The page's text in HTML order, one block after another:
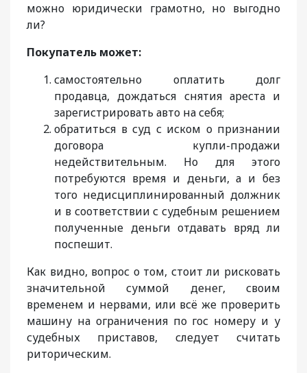
можно юридически грамотно, но выгодно
ли?
Покупатель может:
самостоятельно оплатить долг
продавца, дождаться снятия ареста и
зарегистрировать авто на себя;
обратиться в суд с иском о признании
договора купли-продажи
недействительным. Но для этого
потребуются время и деньги, а и без
того недисциплинированный должник
и в соответствии с судебным решением
полученные деньги отдавать вряд ли
поспешит.
Как видно, вопрос о том, стоит ли рисковать
значительной суммой денег, своим
временем и нервами, или всё же проверить
машину на ограничения по гос номеру и у
судебных приставов, следует считать
риторическим.